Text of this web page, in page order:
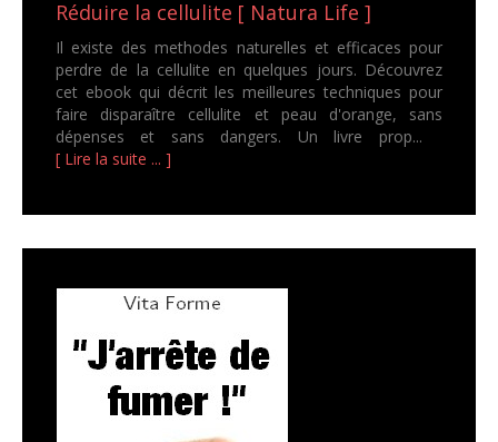
Réduire la cellulite [ Natura Life ]
Il existe des methodes naturelles et efficaces pour
perdre de la cellulite en quelques jours. Découvrez
cet ebook qui décrit les meilleures techniques pour
faire disparaître cellulite et peau d'orange, sans
dépenses et sans dangers. Un livre prop...
[ Lire la suite ... ]